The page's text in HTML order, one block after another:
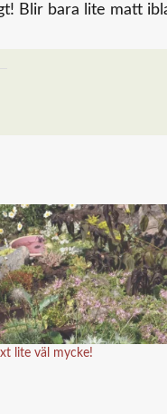
Blir bara lite matt
lite väl mycke!